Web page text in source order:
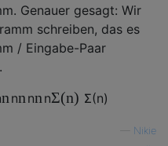
Genauer gesagt: Wir
schreiben, das es
/ Eingabe-Paar
n nn nn nΣ(n) Σ(n)
Nikie